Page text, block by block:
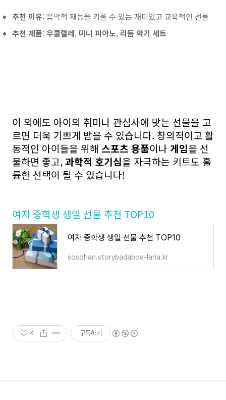
추천 이유: 음악적 재능을 키울 수 있는 재미있고 교육적인 선물
추천 제품: 우쿨렐레, 미니 피아노, 리듬 악기 세트
이 외에도 아이의 취미나 관심사에 맞는 선물을 고
르면 더욱 기쁘게 받을 수 있습니다. 창의적이고 활
동적인 아이들을 위해 스포츠 용품이나 게임을 선
물하면 좋고,과학적 호기심을 자극하는 키트도 훌
륭한 선택이 될 수 있습니다!
여자 중학생 생일 선물 추천 TOP10
여자 중학생 생일 선물 추천 TOP10
sosohan.storybadaboa-laria.kr
4 구독하기